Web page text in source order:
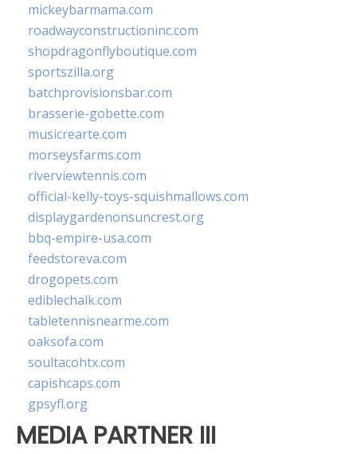
mickeybarmama.com
roadwayconstructioninc.com
shopdragonflyboutique.com
sportszilla.org
batchprovisionsbar.com
brasserie-gobette.com
musicrearte.com
morseysfarms.com
riverviewtennis.com
official-kelly-toys-squishmallows.com
displaygardenonsuncrest.org
bbq-empire-usa.com
feedstoreva.com
drogopets.com
ediblechalk.com
tabletennisnearme.com
oaksofa.com
soultacohtx.com
capishcaps.com
gpsyfl.org
MEDIA PARTNER III